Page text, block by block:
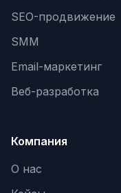
SEO-продвижение
SMM
Email-маркетинг
Веб-разработка
Компания
О нас